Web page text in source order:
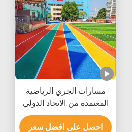
مسارات الجري الرياضية
المعتمدة من الاتحاد الدولي
لألعاب القوى 13 ملم نظام
الصب الكامل
احصل على افضل سعر